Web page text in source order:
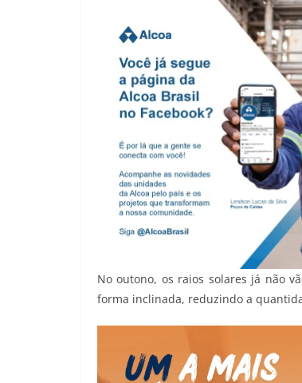
No outono, os raios solares já não
forma inclinada, reduzindo a